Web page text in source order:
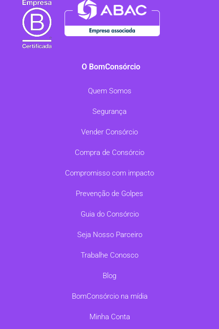
O BomConsórcio
Quem Somos
Segurança
Vender Consórcio
Compra de Consórcio
Compromisso com impacto
Prevenção de Golpes
Guia do Consórcio
Seja Nosso Parceiro
Trabalhe Conosco
Blog
BomConsórcio na mídia
Minha Conta